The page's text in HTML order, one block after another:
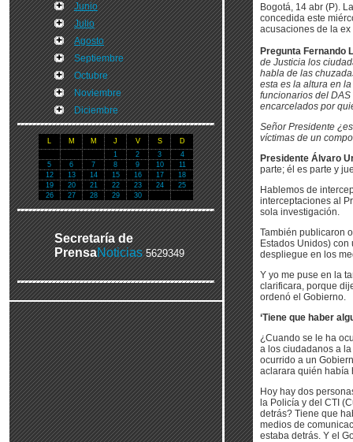
Junio
Julio
Agosto
Septiembre
Octubre
Noviembre
Diciembre
L M M J V S
D
1
2 3
4
5
6 7 8 9 10
11
12
13 14 15 16 17
18
19
20 21 22 23 24
25
26
27 28 29 30
Secretaría de
PrensaNoticias 5629349
Bogotá, 14 abr (P).
concedida este
acusaciones de la
Pregunta Fernando
de Justicia los
habla de las
esta es la altura en
funcionarios del
encarcelados por
Señor Presidente
víctimas de un
Presidente Álvaro
parte; él es parte y
Hablemos de
interceptaciones al
sola investigación.
También publicaron
Estados Unidos)
despliegue en los
Y yo me puse en la
clarificara, porque
ordenó el Gobierno.
‘Tiene que haber
¿Cuando se le ha
a los ciudadanos a
ocurrido a un
aclarara quién había
Hoy hay dos
la Policía y del CTI
detrás? Tiene que
medios de
estaba detrás. Y el